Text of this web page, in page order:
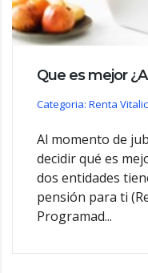
Que es mejor
Categoria: Renta
Al momento de
decidir qué es
dos entidades
pensión para ti
Programad...